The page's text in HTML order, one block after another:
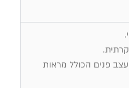
פנים הכולל מראות